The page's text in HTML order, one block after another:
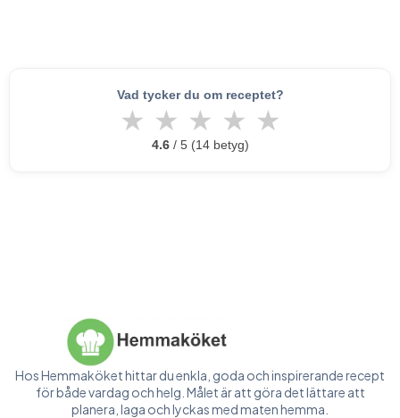
Vad tycker du om receptet?
★ ★ ★ ★ ★
4.6/ 5 (14 betyg)
Hos Hemmaköket hittar du enkla, goda och inspirerande recept
för både vardag och helg. Målet är att göra det lättare att
planera, laga och lyckas med maten hemma.